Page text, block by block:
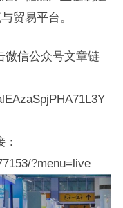
贸易平台。
微信公众号文章链
?menu=live